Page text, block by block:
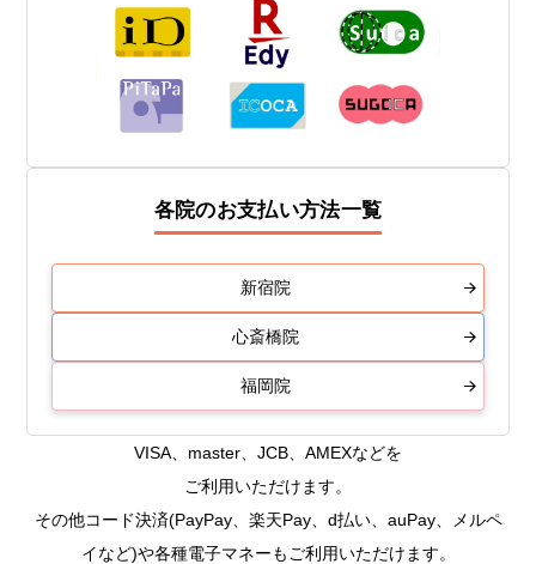
各院のお支払い方法一覧
新宿院
心斎橋院
福岡院
VISA、master、JCB、AMEXなどを
ご利用いただけます。
その他コード決済(PayPay、楽天Pay、d払い、auPay、メルペ
イなど)や各種電子マネーもご利用いただけます。